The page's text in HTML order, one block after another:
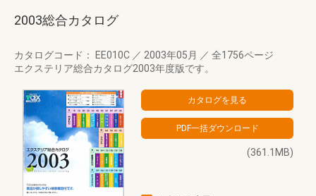
2003総合カタログ
カタログコード： EE010C ／ 2003年05月 ／ 全1756ページ
エクステリア総合カタログ2003年度版です。
(361.1MB)